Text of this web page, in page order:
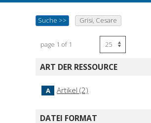
Suche >> Grisi, Cesare
page 1 of 1
ART DER RESSOURCE
A Artikel (2)
DATEI FORMAT